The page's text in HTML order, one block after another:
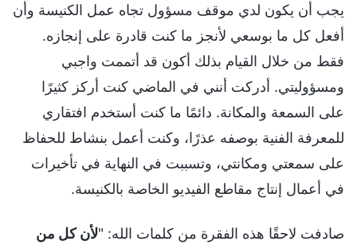
يجب أن يكون لدي موقف مسؤول تجاه عمل الكنيسة وأن
أفعل كل ما بوسعي لأنجز ما كنت قادرة على إنجازه.
فقط من خلال القيام بذلك أكون قد أتممت واجبي
ومسؤوليتي. أدركت أنني في الماضي كنت أركز كثيرًا
على السمعة والمكانة. دائمًا ما كنت أستخدم افتقاري
للمعرفة الفنية بوصفه عذرًا، وكنت أعمل بنشاط للحفاظ
على سمعتي ومكانتي، وتسببت في النهاية في تأخيرات
في أعمال إنتاج مقاطع الفيديو الخاصة بالكنيسة.
صادفت لاحقًا هذه الفقرة من كلمات الله: "لأن كل من